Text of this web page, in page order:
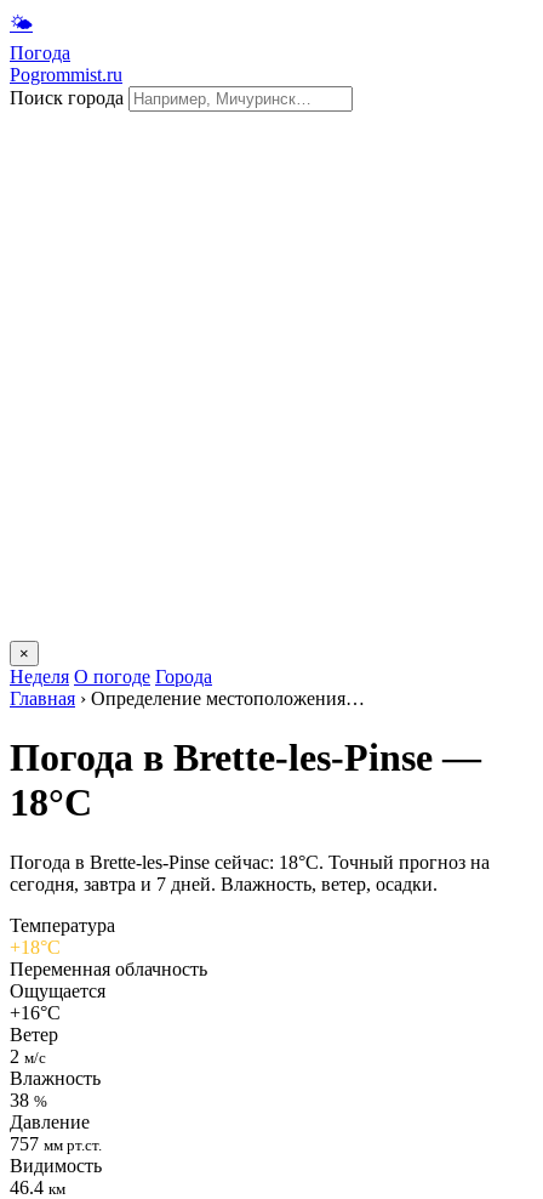
🌤
Погода
Pogrommist.ru
Поиск города
×
Неделя О погоде Города
Главная › Определение местоположения…
Погода в Brette-les-Pinsе —
18°C
Погода в Brette-les-Pinsе сейчас: 18°C. Точный прогноз на
сегодня, завтра и 7 дней. Влажность, ветер, осадки.
Температура
+18°C
Переменная облачность
Ощущается
+16°C
Ветер
2 м/с
Влажность
38 %
Давление
757 мм рт.ст.
Видимость
46.4 км